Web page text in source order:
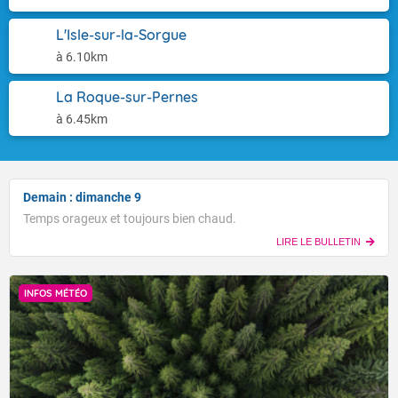
L'Isle-sur-la-Sorgue
à 6.10km
La Roque-sur-Pernes
à 6.45km
Demain : dimanche 9
Temps orageux et toujours bien chaud.
LIRE LE BULLETIN
INFOS MÉTÉO